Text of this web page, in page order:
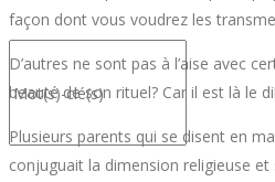
façon dont vous voudrez les
D’autres ne sont pas à l’aise avec
beauté de son rituel? Car il est là le
Plusieurs parents qui se disent en
conjuguait la dimension religieuse et